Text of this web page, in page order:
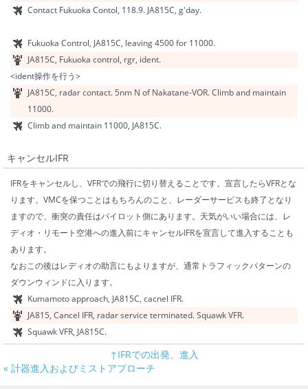
Contact Fukuoka Contol, 118.9. JA815C, g'day.
Fukuoka Control, JA815C, leaving 4500 for 11000.
JA815C, Fukuoka control, rgr, ident.
<ident操作を行う>
JA815C, radar contact. 5nm N of Nakatane-VOR. Climb and maintain
11000.
Climb and maintain 11000, JA815C.
キャンセルIFR
IFRをキャンセルし、VFRでの飛行に切り替えることです。宣言したらVFRとな
ります。VMCを保つことはもちろんのこと、レーダーサービスも終了となり
ますので、衝突の責任はパイロット側にあります。天気がいい場合には、レ
ディオ・リモート空港への進入前にキャンセルIFRを宣言して進入することも
あります。
なおこの後はレディオの助言にもよりますが、通常トラフィックパターンの
ダウンウィンドに入ります。
Kumamoto approach, JA815C, cacnel IFR.
JA815, Cancel IFR, radar service terminated. Squawk VFR.
Squawk VFR, JA815C.
↑IFRでの出発、進入
« 計器進入およびミストアプローチ